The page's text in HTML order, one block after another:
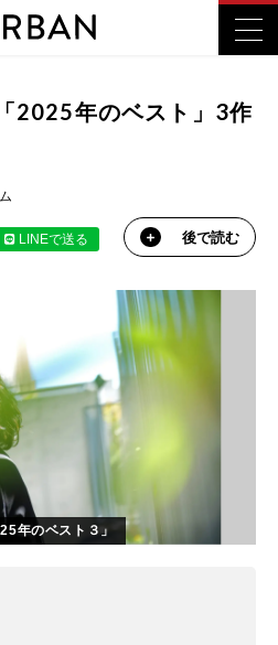
2025年のベスト」3作
LINEで送る 後で読む
年のベスト３」